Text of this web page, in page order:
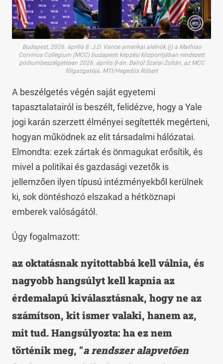
Budapest, 2026. április 8. J.D. Vance amerikai alelnök (j) a Mathias
Corvinus Collegium (MCC) budapesti képzési központjában rendezett
pódiumbeszélgetésen 2026. április 8-án. Balról Szalai Zoltán, az MCC
főigazgatója. MTI/Hegedüs Róbert
A beszélgetés végén saját egyetemi
tapasztalatairól is beszélt, felidézve, hogy a Yale
jogi karán szerzett élményei segítették megérteni,
hogyan működnek az elit társadalmi hálózatai.
Elmondta: ezek zártak és önmagukat erősítik, és
mivel a politikai és gazdasági vezetők is
jellemzően ilyen típusú intézményekből kerülnek
ki, sok döntéshozó elszakad a hétköznapi
emberek valóságától.
Úgy fogalmazott:
az oktatásnak nyitottabbá kell válnia, és
nagyobb hangsúlyt kell kapnia az
érdemalapú kiválasztásnak, hogy ne az
számítson, kit ismer valaki, hanem az,
mit tud. Hangsúlyozta: ha ez nem
történik meg, "a rendszer alapvetően